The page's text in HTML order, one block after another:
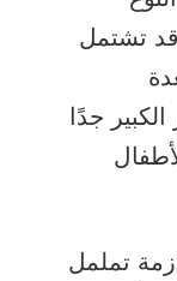
قد تشتمل
جدًا
تململ